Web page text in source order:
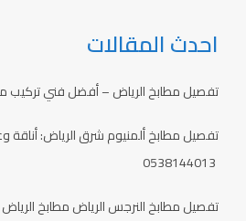
احدث المقالات
تفصيل مطابخ الرياض – أفضل فني تركيب
تفصيل مطابخ ألمنيوم شرق الرياض:
تفصيل مطابخ النرجس الرياض مطابخ